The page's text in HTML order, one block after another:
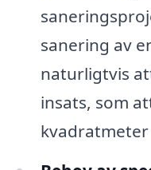
sanering av
naturligtvis
insats, som